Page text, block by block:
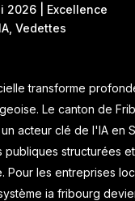
2026
Excellence
,Vedettes
transforme
Le canton de
acteur clé de l'IA en
publiques structurées
Pour les entreprises
ia fribourg